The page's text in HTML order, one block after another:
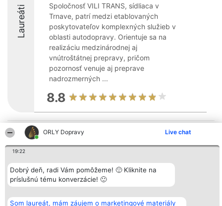
ORLY Dopravy Live chat
19:22
Dobrý deň, radi Vám pomôžeme! 🙂 Kliknite na
príslušnú tému konverzácie! 🙂
Som laureát, mám záujem o marketingové materiály
Laureáti
Spoločnosť VILI TRANS, sídliaca v
Trnave, patrí medzi etablovaných
poskytovateľov komplexných služieb v
oblasti autodopravy. Orientuje sa na
realizáciu medzinárodnej aj
vnútroštátnej prepravy, pričom
pozornosť venuje aj preprave
nadrozmerných ...
8.8
Organizátor hodnotenia
Bright Side Solutions sp. z o.
o. sp. k.
ul. Ruska 22
KRS 0000749100 | Regon
381313360 | NIP 8943132676
+48 508 492 400
Lista
Podmienky
Obchodné
podmienky
ochrany
Kontakt